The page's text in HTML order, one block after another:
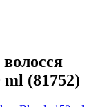
(81752)